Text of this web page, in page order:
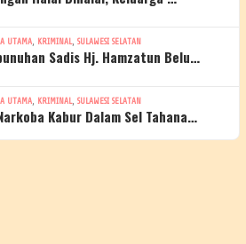
UTAMA, KRIMINAL, SULAWESI SELATAN
Sadis Hj. Hamzatun Belu…
UTAMA, KRIMINAL, SULAWESI SELATAN
Kabur Dalam Sel Tahana…